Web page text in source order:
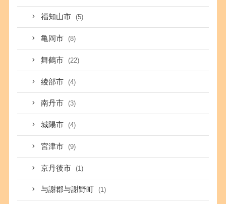
福知山市 (5)
亀岡市 (8)
舞鶴市 (22)
綾部市 (4)
南丹市 (3)
城陽市 (4)
宮津市 (9)
京丹後市 (1)
与謝郡与謝野町 (1)